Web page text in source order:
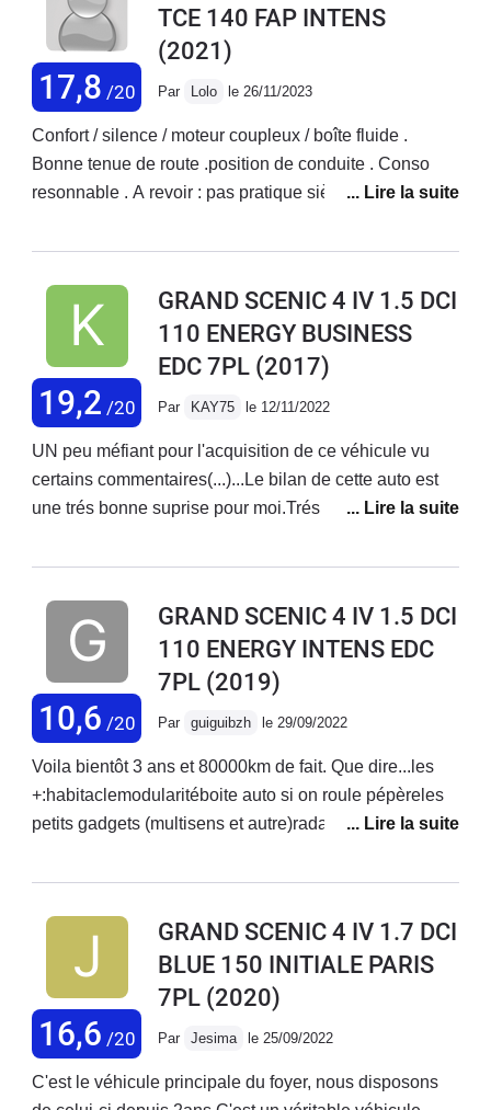
17,8 /20
TCE 140 FAP INTENS
(2021)
Par Lolo le 26/11/2023
Confort / silence / moteur coupleux / boîte fluide .
Bonne tenue de route .position de conduite . Conso
resonnable . A revoir : pas pratique siège arrière 1/3
discutable . Quelques détails de finition en dessous de
haut de gamme ( intense ) vraiment dépassée .
19,2 /20
GRAND SCENIC 4 IV 1.5 DCI
110 ENERGY BUSINESS
EDC 7PL (2017)
Par KAY75 le 12/11/2022
UN peu méfiant pour l'acquisition de ce véhicule vu
certains commentaires(...)...Le bilan de cette auto est
une trés bonne suprise pour moi.Trés agréable à
amplement suffisant et sobre.Equipement complet à ce
merveille...)Véhicule attachant car tellement
pratique.Réseau vaste et peu onéreux .J'apprécie la
présentation intérieure,le tableau de bord paramétrable
,la finition est de trés bon niveau à ce niveau de prix
.Un vrai cargo ,je l 'ai choisie en comparaison du 5008
plus onéreuse et je n ai aucun regret !
10,6 /20
GRAND SCENIC 4 IV 1.5 DCI
110 ENERGY INTENS EDC
7PL (2019)
Par guiguibzh le 29/09/2022
Voila bientôt 3 ans et 80000km de fait. Que dire...les
+:habitaclemodularitéboite auto si on roule pépèreles
petits gadgets (multisens et autre)radar 360les-:retour
raisons (2 reprog moteur, problème de cardan (que j ai
véhiculeBoite auto lentepas 3 vrai siège a l
arrièrefinition très moyennesuspensions
dureimpossible de mettre un porte vélo autrement que
sur un attache remorque ou des barres de toitqualité
des plastiques extérieur très médiocre, je parle pas des
jantes...la camera av qui ne fonctionne pas en temps
16,6 /20
GRAND SCENIC 4 IV 1.7 DCI
BLUE 150 INITIALE PARIS
7PL (2020)
Par Jesima le 25/09/2022
C'est le véhicule principale du foyer, nous disposons